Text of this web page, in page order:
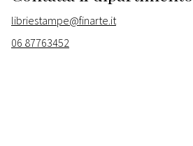
libriestampe@finarte.it
06 87763452